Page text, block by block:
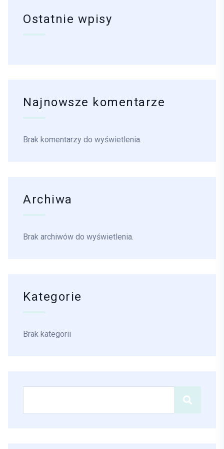
Ostatnie wpisy
Najnowsze komentarze
Brak komentarzy do wyświetlenia.
Archiwa
Brak archiwów do wyświetlenia.
Kategorie
Brak kategorii